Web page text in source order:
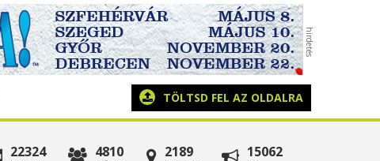
TÖLTSD FEL AZ OLDALRA
22324 4810 2189 15062